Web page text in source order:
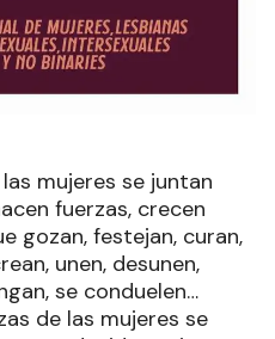
mujeres se juntan
fuerzas, crecen
gozan, festejan, curan,
unen, desunen,
se conduelen…
de las mujeres se